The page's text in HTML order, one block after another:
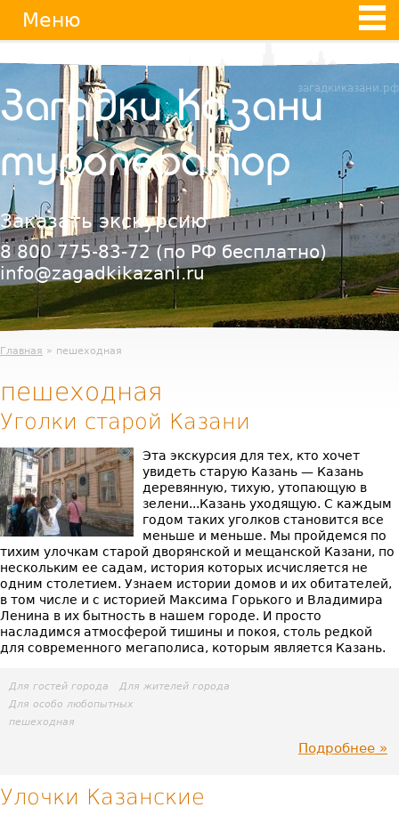
Jump
navigation
Меню
загадкиказани.рф
Загадки Казани
туроператор
Заказать экскурсию
8 800 775-83-72(по РФ бесплатно)
info@zagadkikazani.ru
Главная » пешеходная
пешеходная
Уголки старой Казани
Эта экскурсия для тех, кто хочет
увидеть старую Казань — Казань
деревянную, тихую, утопающую в
зелени...Казань уходящую. С каждым
годом таких уголков становится все
меньше и меньше. Мы пройдемся по
тихим улочкам старой дворянской и мещанской Казани, по
нескольким ее садам, история которых исчисляется не
одним столетием. Узнаем истории домов и их обитателей,
в том числе и с историей Максима Горького и Владимира
Ленина в их бытность в нашем городе. И просто
насладимся атмосферой тишины и покоя, столь редкой
для современного мегаполиса, которым является Казань.
Для гостей города
Для жителей города
Для особо любопытных
пешеходная
Подробнее
Улочки Казанские